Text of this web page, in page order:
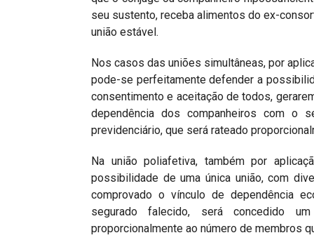
seu sustento, receba alimentos do ex-
união estável.
Nos casos das uniões simultâneas, por
pode-se perfeitamente defender a
consentimento e aceitação de todos,
dependência dos companheiros com o
previdenciário, que será rateado
Na união poliafetiva, também por
possibilidade de uma única união, com
comprovado o vínculo de dependência
segurado falecido, será concedido
proporcionalmente ao número de membros